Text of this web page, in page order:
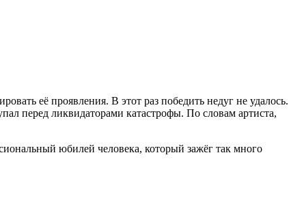
её проявления. В этот раз победить недуг не удалось.
перед ликвидаторами катастрофы. По словам артиста,
юбилей человека, который зажёг так много